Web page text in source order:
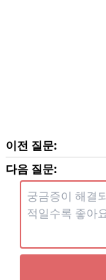
이전 질문:
다음 질문: